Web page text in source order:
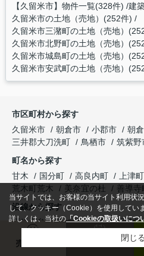
【久留米市】物件一覧(328件) 建
久留米市の土地（売地）(252件)
久留米市三潴町の土地（売地）
久留米市北野町の土地（売地）
久留米市城島町の土地（売地）
久留米市安武町の土地（売地）
市区町村から探す
久留米市
朝倉市 小郡市 朝
三井郡大刀洗町
鳥栖市 筑紫野
町名から探す
甘木
国分町 高良内町 上津町
荒木町荒木
美奈宜の杜 善導寺
沿線から探す
西鉄大牟田線
久大本線 西鉄
長崎本線
売却査定
当サイトでは、お客様の当サイト利用状
して、クッキー（Cookie）を使用してい
詳しくは、当社の「Cookieの取扱いにつ
閉じる